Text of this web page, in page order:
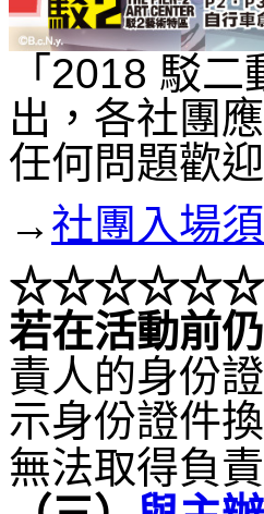
「2018 駁
出，各社團
任何問題歡
→ 社團入場
☆☆☆☆☆☆
若在活動前
責人的身份
示身份證件
無法取得負